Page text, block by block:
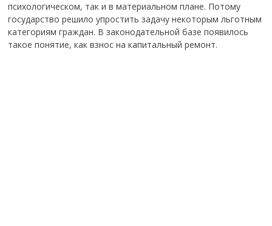
психологическом, так и в материальном плане. Потому
государство решило упростить задачу некоторым льготным
категориям граждан. В законодательной базе появилось
такое понятие, как взнос на капитальный ремонт.